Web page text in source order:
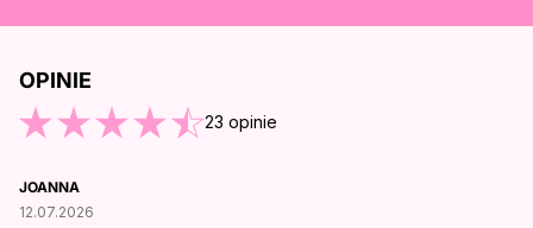
KOŃCA OPINII
OPINIE
23 opinie
JOANNA
12.07.2026